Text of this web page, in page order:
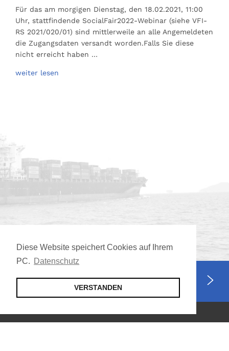
Diese Website speichert Cookies auf Ihrem
PC. Datenschutz
VERSTANDEN
Für das am morgigen Dienstag, den 18.02.2021, 11:00
Uhr, stattfindende SocialFair2022-Webinar (siehe VFI-
RS 2021/020/01) sind mittlerweile an alle Angemeldeten
die Zugangsdaten versandt worden.Falls Sie diese
nicht erreicht haben …
weiter lesen
Jetzt Mitglied werden